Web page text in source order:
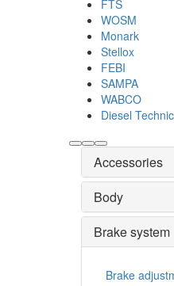
FTS
WOSM
Monark
Stellox
FEBI
SAMPA
WABCO
Diesel Technic
Accessories
Body
Brake system
Brake